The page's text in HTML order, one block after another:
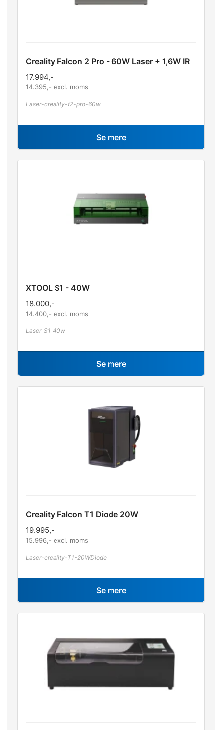
Creality Falcon 2 Pro - 60W Laser + 1,6W IR
17.994,-
14.395 ,- excl. moms
Laser-creality-f2-pro-60w
Se mere
XTOOL S1 - 40W
18.000,-
14.400 ,- excl. moms
Laser_S1_40w
Se mere
Creality Falcon T1 Diode 20W
19.995,-
15.996 ,- excl. moms
Laser-creality-T1-20WDiode
Se mere